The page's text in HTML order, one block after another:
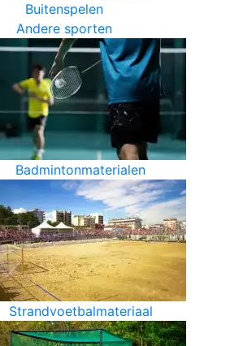
Buitenspelen
Andere sporten
Badmintonmaterialen
Strandvoetbalmateriaal